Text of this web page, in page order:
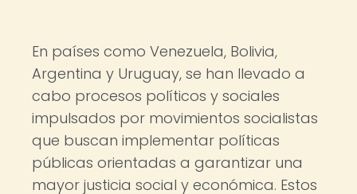
En países como Venezuela, Bolivia,
Argentina y Uruguay, se han llevado a
cabo procesos políticos y sociales
impulsados por movimientos socialistas
que buscan implementar políticas
públicas orientadas a garantizar una
mayor justicia social y económica. Estos